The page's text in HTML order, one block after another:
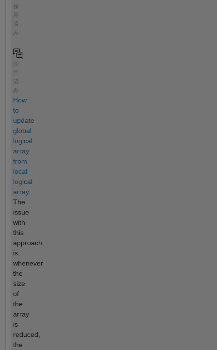
採
用
済
み
回
答
済
み
How
to
update
global
logical
array
from
local
logical
array.
The
issue
with
this
approach
is,
whenever
the
size
of
the
array
is
reduced,
the